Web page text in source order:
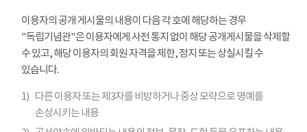
이용자의 공개 게시물의 내용이 다음 각 호에 해당하는 경우
"독립기념관"은 이용자에게 사전 통지 없이 해당 공개게시물을 삭제할
수 있고, 해당 이용자의 회원 자격을 제한, 정지 또는 상실시킬 수
있습니다.
1) 다른 이용자 또는 제3자를 비방하거나 중상 모략으로 명예를
손상시키는 내용